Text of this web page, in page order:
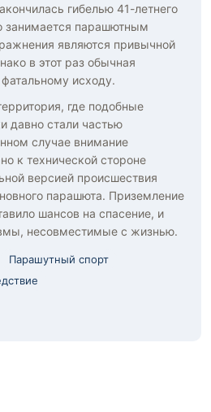
гибелью 41-летнего
занимается парашютным
являются привычной
в этот раз обычная
исходу.
где подобные
давно стали частью
случае внимание
к технической стороне
версией происшествия
парашюта. Приземление
шансов на спасение, и
несовместимые с жизнью.
Парашутный спорт